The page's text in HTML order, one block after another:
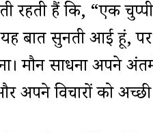
रहती हैं कि, “एक
बात सुनती आई हूं,
मौन साधना अपने
विचारों को